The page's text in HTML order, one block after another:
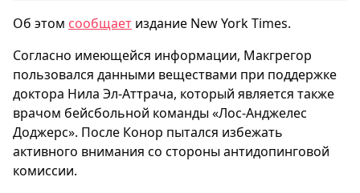
Об этом сообщает издание New York Times.
Согласно имеющейся информации, Макгрегор
пользовался данными веществами при поддержке
доктора Нила Эл-Аттрача, который является также
врачом бейсбольной команды «Лос-Анджелес
Доджерс». После Конор пытался избежать
активного внимания со стороны антидопинговой
комиссии.